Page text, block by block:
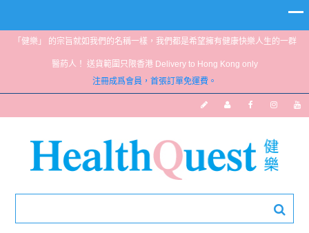
「健樂」 的宗旨就如我們的名稱一樣，我們都是希望擁有健康快樂人生的一群
醫葯人！ 送貨範圍只限香港 Delivery to Hong Kong only
注冊成爲會員，首張訂單免運費。